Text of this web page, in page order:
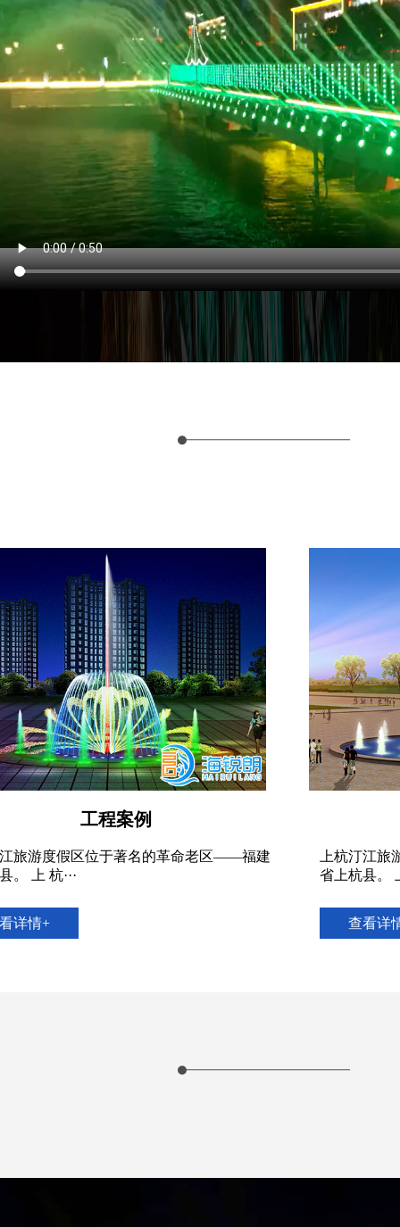
工程案例
上杭汀江旅游度假区位于著名的革命老区——福建
省上杭县。 上 杭···
查看详情+
上
省